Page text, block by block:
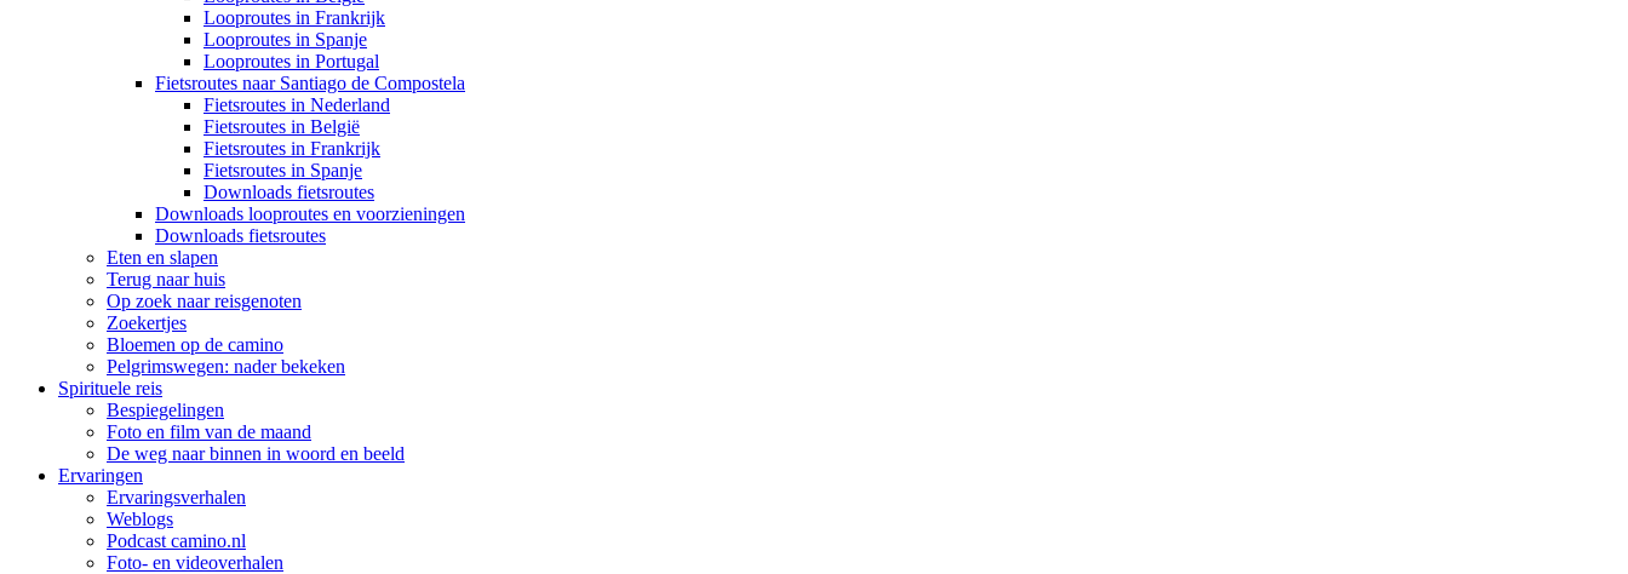
Looproutes in Frankrijk
Looproutes in Spanje
Looproutes in Portugal
Fietsroutes naar Santiago de Compostela
Fietsroutes in Nederland
Fietsroutes in België
Fietsroutes in Frankrijk
Fietsroutes in Spanje
Downloads fietsroutes
Downloads looproutes en voorzieningen
Downloads fietsroutes
Eten en slapen
Terug naar huis
Op zoek naar reisgenoten
Zoekertjes
Bloemen op de camino
Pelgrimswegen: nader bekeken
Spirituele reis
Bespiegelingen
Foto en film van de maand
De weg naar binnen in woord en beeld
Ervaringen
Ervaringsverhalen
Weblogs
Podcast camino.nl
Foto- en videoverhalen